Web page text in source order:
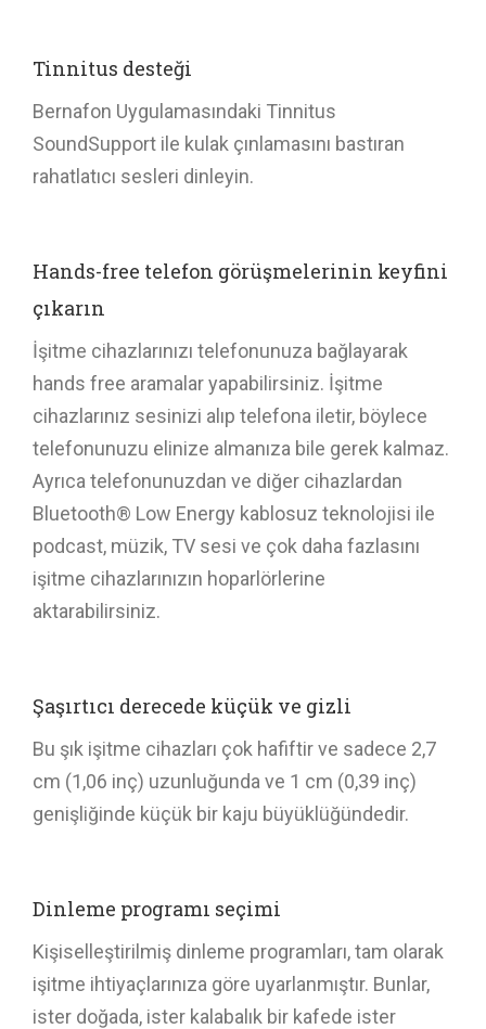
Tinnitus desteği
Bernafon Uygulamasındaki Tinnitus
SoundSupport ile kulak çınlamasını bastıran
rahatlatıcı sesleri dinleyin.
Hands-free telefon görüşmelerinin keyfini
çıkarın
İşitme cihazlarınızı telefonunuza bağlayarak
hands free aramalar yapabilirsiniz. İşitme
cihazlarınız sesinizi alıp telefona iletir, böylece
telefonunuzu elinize almanıza bile gerek kalmaz.
Ayrıca telefonunuzdan ve diğer cihazlardan
Bluetooth® Low Energy kablosuz teknolojisi ile
podcast, müzik, TV sesi ve çok daha fazlasını
işitme cihazlarınızın hoparlörlerine
aktarabilirsiniz.
Şaşırtıcı derecede küçük ve gizli
Bu şık işitme cihazları çok hafiftir ve sadece 2,7
cm (1,06 inç) uzunluğunda ve 1 cm (0,39 inç)
genişliğinde küçük bir kaju büyüklüğündedir.
Dinleme programı seçimi
Kişiselleştirilmiş dinleme programları, tam olarak
işitme ihtiyaçlarınıza göre uyarlanmıştır. Bunlar,
ister doğada, ister kalabalık bir kafede ister